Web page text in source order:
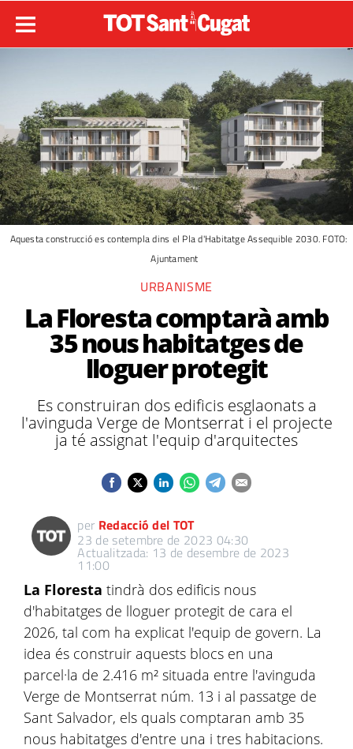
Aquesta construcció es contempla dins el Pla d'Habitatge Assequible 2030. FOTO:
Ajuntament
URBANISME
La Floresta comptarà amb
35 nous habitatges de
lloguer protegit
Es construiran dos edificis esglaonats a
l'avinguda Verge de Montserrat i el projecte
ja té assignat l'equip d'arquitectes
per Redacció del TOT
23 de setembre de 2023 04:30
Actualitzada: 13 de desembre de 2023
11:00
La Floresta tindrà dos edificis nous
d'habitatges de lloguer protegit de cara el
2026, tal com ha explicat l'equip de govern. La
idea és construir aquests blocs en una
parcel·la de 2.416 m² situada entre l'avinguda
Verge de Montserrat núm. 13 i al passatge de
Sant Salvador, els quals comptaran amb 35
nous habitatges d'entre una i tres habitacions.